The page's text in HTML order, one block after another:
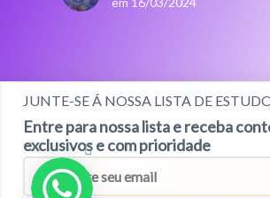
JUNTE-SE Á NOSSA LISTA DE
Entre para nossa lista e receba
exclusivos e com prioridade